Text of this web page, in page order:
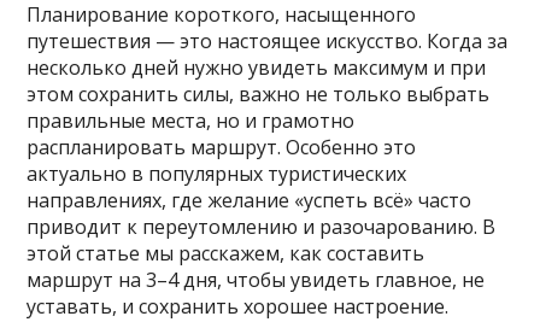
Планирование короткого, насыщенного
путешествия — это настоящее искусство. Когда за
несколько дней нужно увидеть максимум и при
этом сохранить силы, важно не только выбрать
правильные места, но и грамотно
распланировать маршрут. Особенно это
актуально в популярных туристических
направлениях, где желание «успеть всё» часто
приводит к переутомлению и разочарованию. В
этой статье мы расскажем, как составить
маршрут на 3–4 дня, чтобы увидеть главное, не
уставать, и сохранить хорошее настроение.